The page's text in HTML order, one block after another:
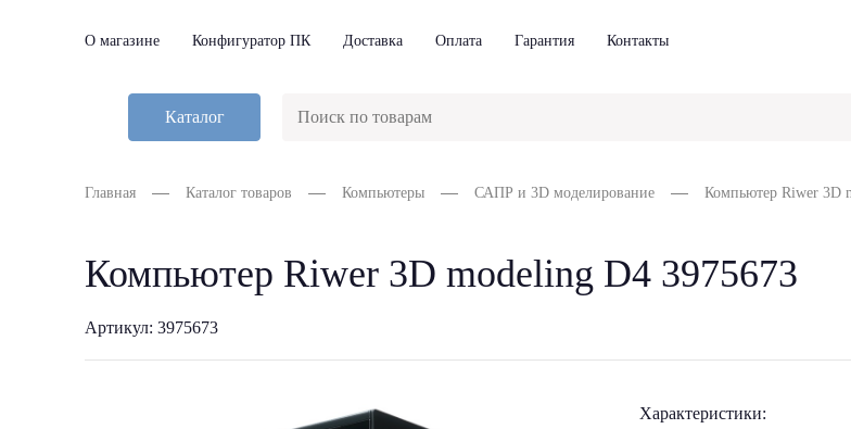
О магазине Конфигуратор ПК Доставка Оплата Гарантия Контакты
Каталог
Главная Каталог товаров Компьютеры САПР и 3D моделирование Компьютер Riwer 3D
Компьютер Riwer 3D modeling D4 3975673
Артикул: 3975673
Характеристики: